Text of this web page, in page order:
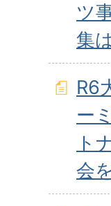
ツ
集
R6
ー
ト
会